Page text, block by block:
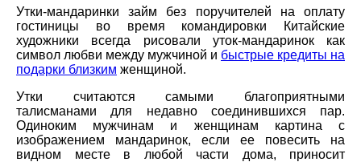
Утки-мандаринки займ без поручителей на оплату
гостиницы во время командировки Китайские
художники всегда рисовали уток-мандаринок как
символ любви между мужчиной и быстрые кредиты на
подарки близким женщиной.
Утки считаются самыми благоприятными
талисманами для недавно соединившихся пар.
Одиноким мужчинам и женщинам картина с
изображением мандаринок, если ее повесить на
видном месте в любой части дома, приносит